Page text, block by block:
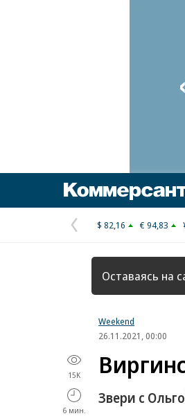
Предыдущая
страница
$ 82,16 € 94,83
Оставаясь на
Weekend
26.11.2021, 00:00
15K
6 мин.
Звери с